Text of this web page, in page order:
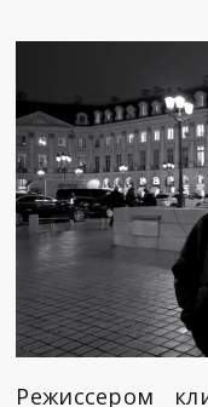
Режиссером